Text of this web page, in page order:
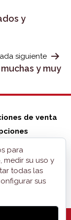
y
siguiente
y muy
de venta
para
medir su uso y
todas las
sus